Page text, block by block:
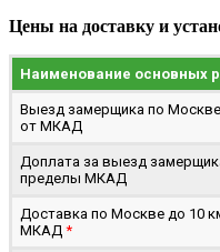
Цены на доставку и
Наименование основных
Выезд замерщика по Москве
от МКАД
Доплата за выезд
пределы МКАД
Доставка по Москве до 10
МКАД *